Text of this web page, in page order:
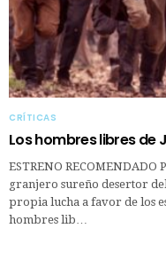
CRÍTICAS
Los hombres libres de
ESTRENO
granjero sureño desertor
propia lucha a favor de los
hombres lib…